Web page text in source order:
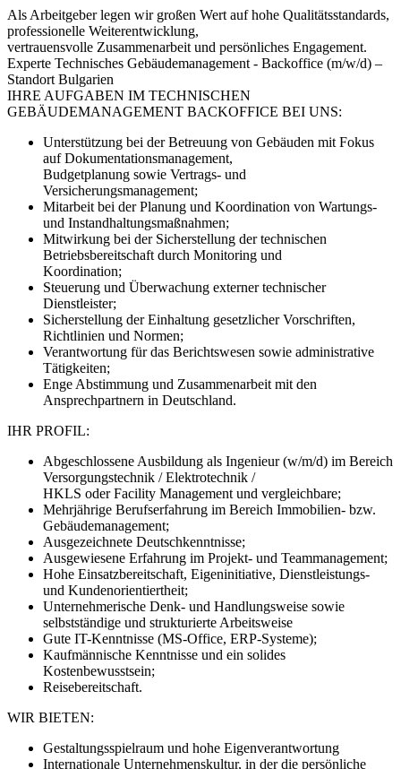
Als Arbeitgeber legen wir großen Wert auf hohe Qualitätsstandards,
professionelle Weiterentwicklung,
vertrauensvolle Zusammenarbeit und persönliches Engagement.
Experte Technisches Gebäudemanagement - Backoffice (m/w/d) –
Standort Bulgarien
IHRE AUFGABEN IM TECHNISCHEN
GEBÄUDEMANAGEMENT BACKOFFICE BEI UNS:
Unterstützung bei der Betreuung von Gebäuden mit Fokus
auf Dokumentationsmanagement,
Budgetplanung sowie Vertrags- und
Versicherungsmanagement;
Mitarbeit bei der Planung und Koordination von Wartungs-
und Instandhaltungsmaßnahmen;
Mitwirkung bei der Sicherstellung der technischen
Betriebsbereitschaft durch Monitoring und
Koordination;
Steuerung und Überwachung externer technischer
Dienstleister;
Sicherstellung der Einhaltung gesetzlicher Vorschriften,
Richtlinien und Normen;
Verantwortung für das Berichtswesen sowie administrative
Tätigkeiten;
Enge Abstimmung und Zusammenarbeit mit den
Ansprechpartnern in Deutschland.
IHR PROFIL:
Abgeschlossene Ausbildung als Ingenieur (w/m/d) im Bereich
Versorgungstechnik / Elektrotechnik /
HKLS oder Facility Management und vergleichbare;
Mehrjährige Berufserfahrung im Bereich Immobilien- bzw.
Gebäudemanagement;
Ausgezeichnete Deutschkenntnisse;
Ausgewiesene Erfahrung im Projekt- und Teammanagement;
Hohe Einsatzbereitschaft, Eigeninitiative, Dienstleistungs-
und Kundenorientiertheit;
Unternehmerische Denk- und Handlungsweise sowie
selbstständige und strukturierte Arbeitsweise
Gute IT-Kenntnisse (MS-Office, ERP-Systeme);
Kaufmännische Kenntnisse und ein solides
Kostenbewusstsein;
Reisebereitschaft.
WIR BIETEN:
Gestaltungsspielraum und hohe Eigenverantwortung
Internationale Unternehmenskultur, in der die persönliche